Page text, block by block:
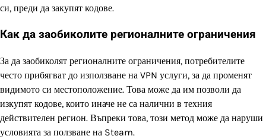
си, преди да закупят кодове.
Как да заобиколите регионалните ограничения
За да заобиколят регионалните ограничения, потребителите
често прибягват до използване на VPN услуги, за да променят
видимото си местоположение. Това може да им позволи да
изкупят кодове, които иначе не са налични в техния
действителен регион. Въпреки това, този метод може да наруши
условията за ползване на Steam.